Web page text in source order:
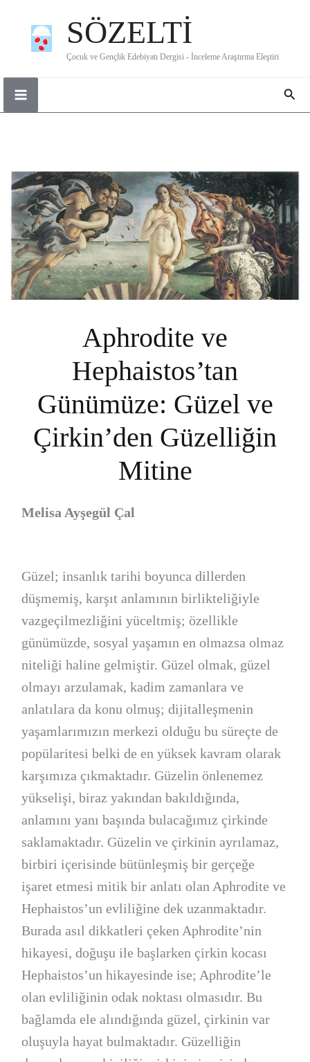
SÖZELTİ
Çocuk ve Gençlik Edebiyatı Dergisi - İnceleme Araştırma Eleştiri
Aphrodite ve
Hephaistos’tan
Günümüze: Güzel ve
Çirkin’den Güzelliğin
Mitine
Melisa Ayşegül Çal
Güzel; insanlık tarihi boyunca dillerden
düşmemiş, karşıt anlamının birlikteliğiyle
vazgeçilmezliğini yüceltmiş; özellikle
günümüzde, sosyal yaşamın en olmazsa olmaz
niteliği haline gelmiştir. Güzel olmak, güzel
olmayı arzulamak, kadim zamanlara ve
anlatılara da konu olmuş; dijitalleşmenin
yaşamlarımızın merkezi olduğu bu süreçte de
popülaritesi belki de en yüksek kavram olarak
karşımıza çıkmaktadır. Güzelin önlenemez
yükselişi, biraz yakından bakıldığında,
anlamını yanı başında bulacağımız çirkinde
saklamaktadır. Güzelin ve çirkinin ayrılamaz,
birbiri içerisinde bütünleşmiş bir gerçeğe
işaret etmesi mitik bir anlatı olan Aphrodite ve
Hephaistos’un evliliğine dek uzanmaktadır.
Burada asıl dikkatleri çeken Aphrodite’nin
hikayesi, doğuşu ile başlarken çirkin kocası
Hephaistos’un hikayesinde ise; Aphrodite’le
olan evliliğinin odak noktası olmasıdır. Bu
bağlamda ele alındığında güzel, çirkinin var
oluşuyla hayat bulmaktadır. Güzelliğin